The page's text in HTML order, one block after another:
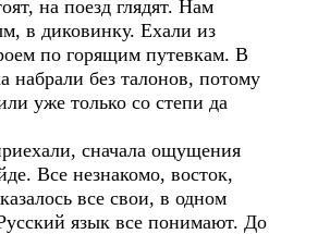
на поезд глядят. Нам
в диковинку. Ехали из
по горящим путевкам. В
набрали без талонов, потому
уже только со степи да
сначала ощущения
Все незнакомо, восток,
все свои, в одном
язык все понимают. До